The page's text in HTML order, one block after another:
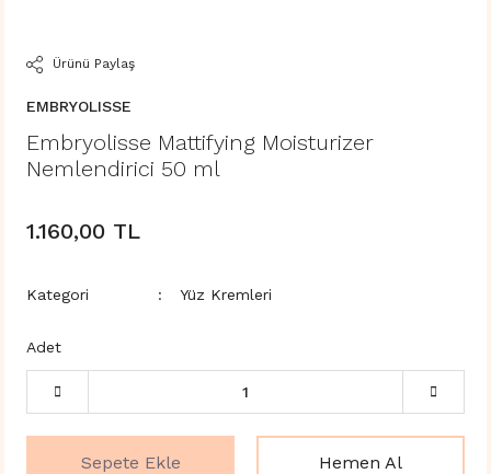
Ürünü Paylaş
EMBRYOLISSE
Embryolisse Mattifying Moisturizer
Nemlendirici 50 ml
1.160,00 TL
Kategori Yüz Kremleri
Adet
Sepete Ekle Hemen Al